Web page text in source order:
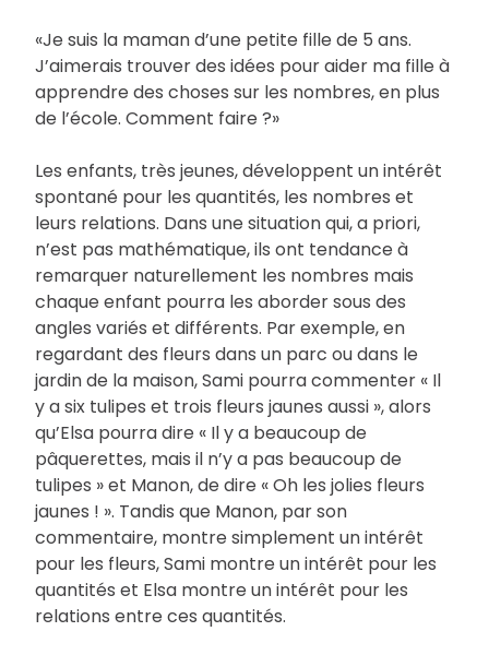
«Je suis la maman d’une petite fille de 5 ans.
J’aimerais trouver des idées pour aider ma fille à
apprendre des choses sur les nombres, en plus
de l’école. Comment faire ?»
Les enfants, très jeunes, développent un intérêt
spontané pour les quantités, les nombres et
leurs relations. Dans une situation qui, a priori,
n’est pas mathématique, ils ont tendance à
remarquer naturellement les nombres mais
chaque enfant pourra les aborder sous des
angles variés et différents. Par exemple, en
regardant des fleurs dans un parc ou dans le
jardin de la maison, Sami pourra commenter « Il
y a six tulipes et trois fleurs jaunes aussi », alors
qu’Elsa pourra dire « Il y a beaucoup de
pâquerettes, mais il n’y a pas beaucoup de
tulipes » et Manon, de dire « Oh les jolies fleurs
jaunes ! ». Tandis que Manon, par son
commentaire, montre simplement un intérêt
pour les fleurs, Sami montre un intérêt pour les
quantités et Elsa montre un intérêt pour les
relations entre ces quantités.